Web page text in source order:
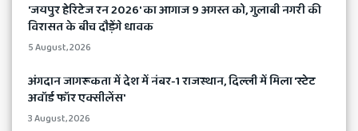
​'जयपुर हेरिटेज रन 2026' का आगाज 9 अगस्त को, गुलाबी नगरी की
विरासत के बीच दौड़ेंगे धावक
5 August, 2026
अंगदान जागरूकता में देश में नंबर-1 राजस्थान, दिल्ली में मिला 'स्टेट
अवॉर्ड फॉर एक्सीलेंस'
3 August, 2026